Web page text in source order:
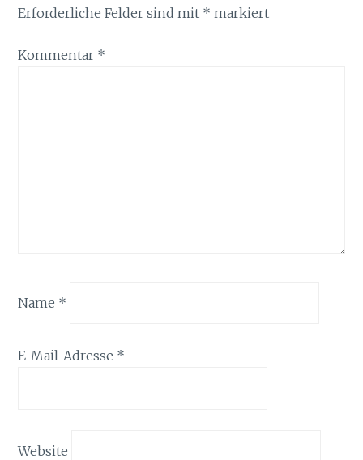
Erforderliche Felder sind mit * markiert
Kommentar *
Name *
E-Mail-Adresse *
Website